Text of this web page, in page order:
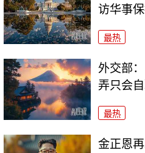
访华事
最热
外交部
弄只会
最热
金正恩